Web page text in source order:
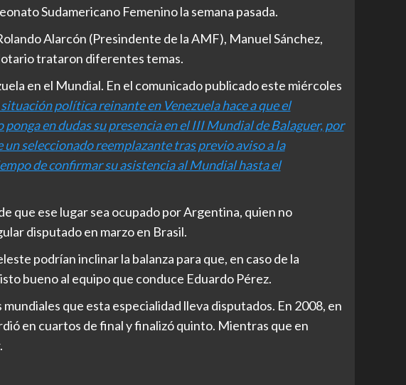
Sudamericano Femenino la semana pasada.
Alarcón (Presindente de la AMF), Manuel Sánchez,
trataron diferentes temas.
en el Mundial. En el comunicado publicado este miércoles
situación política reinante en Venezuela hace a que el
en dudas su presencia en el III Mundial de Balaguer, por
seleccionado reemplazante tras previo aviso a la
de confirmar su asistencia al Mundial hasta el
que ese lugar sea ocupado por Argentina, quien no
disputado en marzo en Brasil.
podrían inclinar la balanza para que, en caso de la
bueno al equipo que conduce Eduardo Pérez.
que esta especialidad lleva disputados. En 2008, en
en cuartos de final y finalizó quinto. Mientras que en